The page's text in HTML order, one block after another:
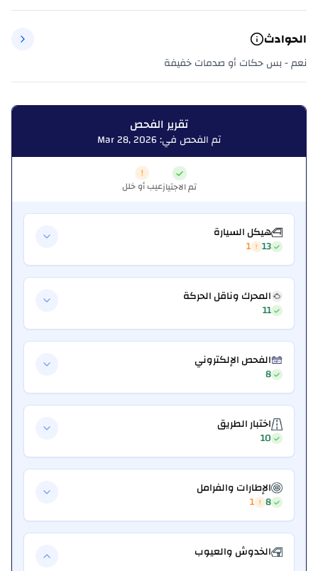
الحوادث
نعم - بس حكات أو صدمات خفيفة
تقرير الفحص
تم الفحص في: Mar 28, 2026
تم الاجتيازعيب أو خلل
هيكل السيارة
13
1
المحرك وناقل الحركة
11
الفحص الإلكتروني
8
اختبار الطريق
10
الإطارات والفرامل
8
1
الخدوش والعيوب